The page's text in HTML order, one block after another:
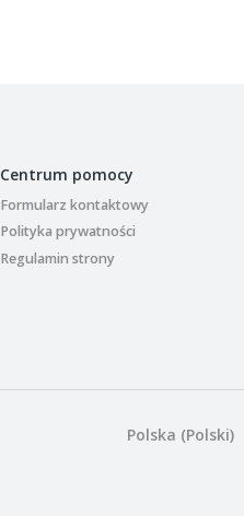
Centrum pomocy
Formularz kontaktowy
Polityka prywatności
Regulamin strony
Polska (Polski)